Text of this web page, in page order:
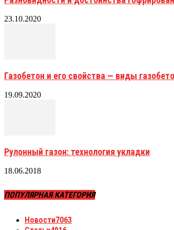
23.10.2020
Газобетон и его свойства — виды
19.09.2020
Рулонный газон: технология укладки
18.06.2018
ПОПУЛЯРНАЯ КАТЕГОРИЯ
Новости7063